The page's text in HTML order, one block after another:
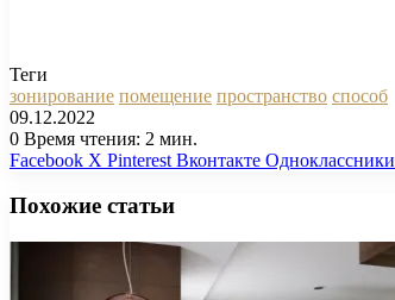
Теги
зонирование помещение пространство способ
09.12.2022
0 Время чтения: 2 мин.
Facebook X Pinterest Вконтакте Одноклассники
Похожие статьи